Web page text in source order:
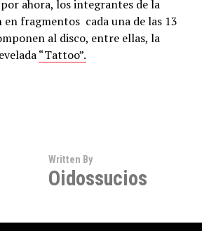
ahora, los integrantes de la
fragmentos cada una de las 13
al disco, entre ellas, la
“Tattoo”.
Written By
Oidossucios